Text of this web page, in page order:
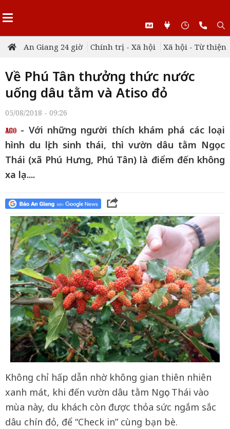
An Giang 24 giờ Chính trị - Xã hội Xã hội - Từ thiện
Về Phú Tân thưởng thức nước
uống dâu tằm và Atiso đỏ
05/08/2018 - 09:26
- Với những người thích khám phá các loại
hình du lịch sinh thái, thì vườn dâu tằm Ngọc
Thái (xã Phú Hưng, Phú Tân) là điểm đến không
xa lạ....
Không chỉ hấp dẫn nhờ không gian thiên nhiên
xanh mát, khi đến vườn dâu tằm Ngọc Thái vào
mùa này, du khách còn được thỏa sức ngắm sắc
dâu chín đỏ, để “Check in” cùng bạn bè.